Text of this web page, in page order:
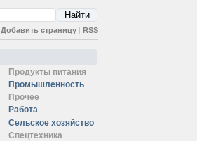
Добавить страницу | RSS
Продукты питания
Промышленность
Прочее
Работа
Сельское хозяйство
Спецтехника